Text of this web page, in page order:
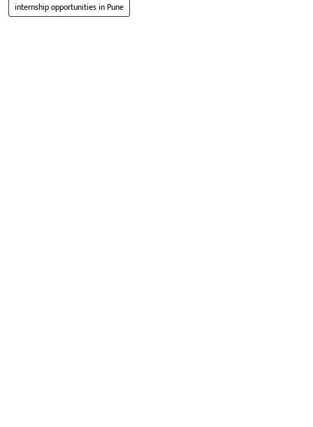
internship opportunities in Pune